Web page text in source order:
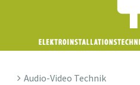
Audio-Video Technik